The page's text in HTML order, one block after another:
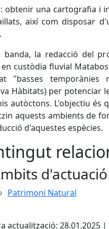
obtenir una cartografia i
així com disposar
banda, la redacció del
custòdia fluvial
"basses temporànies
Hàbitats) per potenciar
autòctons. L'objectiu és
aquests ambients de
d'aquestes espècies.
d'actuació
Patrimoni Natural
actualització: 28.01.2025 |